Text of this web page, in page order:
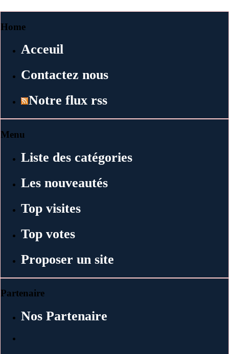
Home
Acceuil
Contactez nous
Notre flux rss
Menu
Liste des catégories
Les nouveautés
Top visites
Top votes
Proposer un site
Partenaire
Nos Partenaire